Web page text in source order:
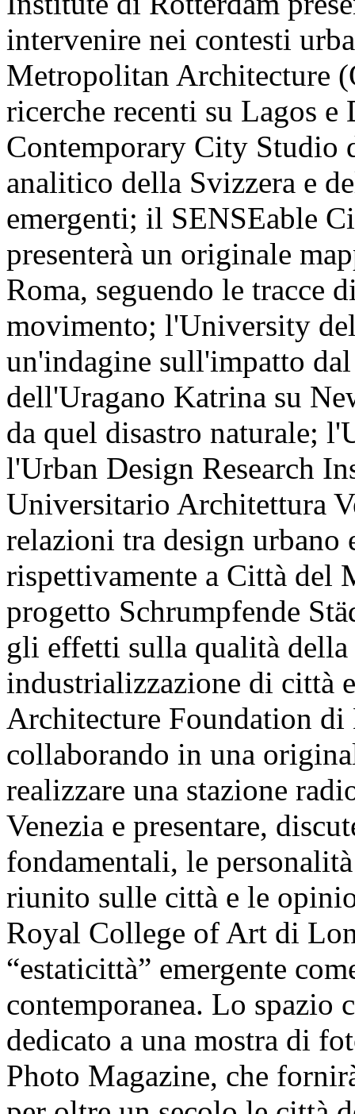
intervenire nei contesti
Metropolitan Architecture
ricerche recenti su Lagos
Contemporary City Studio
analitico della Svizzera e
emergenti; il SENSEable
presenterà un originale
Roma, seguendo le
movimento; l'University
un'indagine sull'impatto
dell'Uragano Katrina su
da quel disastro naturale;
l'Urban Design Research
Universitario Architettura
relazioni tra design urbano
rispettivamente a Città del
progetto Schrumpfende
gli effetti sulla qualità della
industrializzazione di città
Architecture Foundation
collaborando in una
realizzare una stazione
Venezia e presentare,
fondamentali, le
riunito sulle città e le
Royal College of Art di
“estaticittà” emergente
contemporanea. Lo spazio
dedicato a una mostra di
Photo Magazine, che